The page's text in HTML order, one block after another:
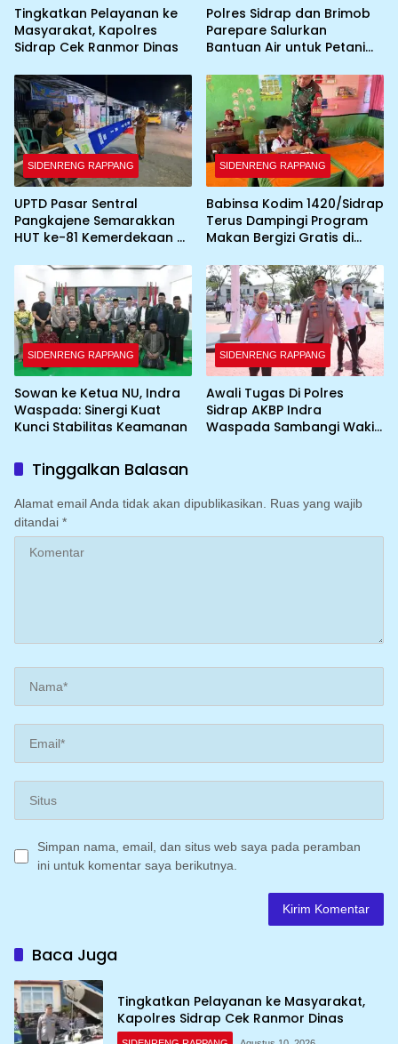
Tingkatkan Pelayanan ke
Masyarakat, Kapolres
Sidrap Cek Ranmor Dinas
Polres Sidrap dan Brimob
Parepare Salurkan
Bantuan Air untuk Petani
SIDENRENG RAPPANG
UPTD Pasar Sentral
Pangkajene Semarakkan
HUT ke-81 Kemerdekaan RI
Umbul-Umbul dan
Dekorasi Merah Putih
SIDENRENG RAPPANG
Babinsa Kodim 1420/Sidrap
Terus Dampingi Program
Makan Bergizi Gratis di
SIDENRENG RAPPANG
Sowan ke Ketua NU, Indra
Waspada: Sinergi Kuat
Kunci Stabilitas Keamanan
SIDENRENG RAPPANG
Awali Tugas Di Polres
Sidrap AKBP Indra
Waspada Sambangi Wakil
Tinggalkan Balasan
Alamat email Anda tidak akan dipublikasikan. Ruas yang wajib
ditandai *
Simpan nama, email, dan situs web saya pada peramban
ini untuk komentar saya berikutnya.
Baca Juga
Tingkatkan Pelayanan ke Masyarakat,
Kapolres Sidrap Cek Ranmor Dinas